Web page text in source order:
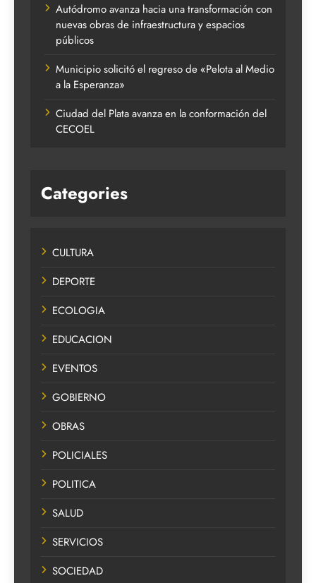
Autódromo avanza hacia una transformación con
nuevas obras de infraestructura y espacios
públicos
Municipio solicitó el regreso de «Pelota al Medio
a la Esperanza»
Ciudad del Plata avanza en la conformación del
CECOEL
Categories
CULTURA
DEPORTE
ECOLOGIA
EDUCACION
EVENTOS
GOBIERNO
OBRAS
POLICIALES
POLITICA
SALUD
SERVICIOS
SOCIEDAD